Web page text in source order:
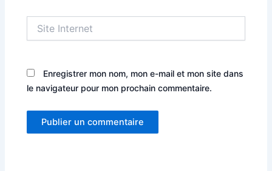
Internet
Enregistrer mon nom, mon e-mail et mon site dans
le navigateur pour mon prochain commentaire.